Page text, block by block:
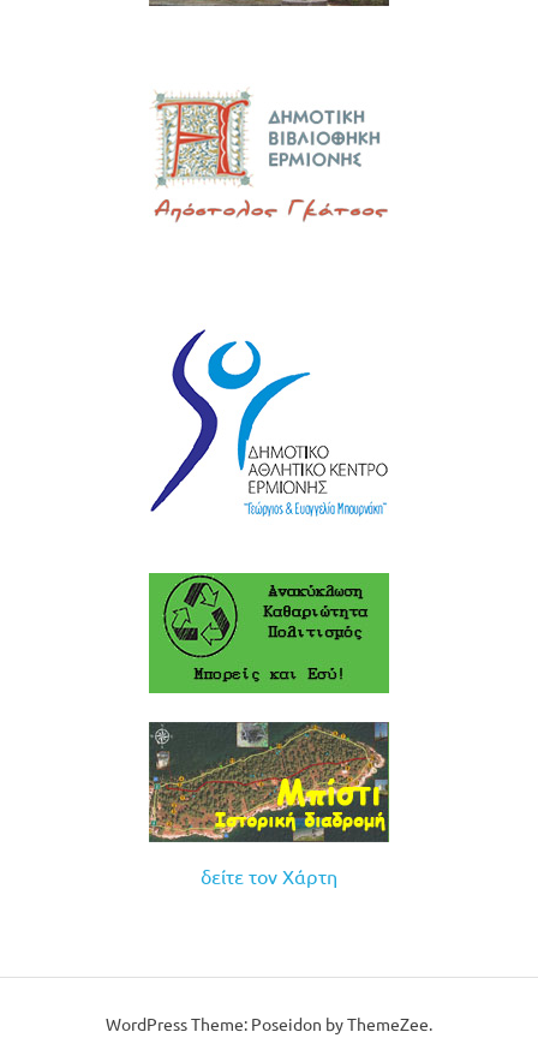
δείτε τον Χάρτη
WordPress Theme: Poseidon by ThemeZee.